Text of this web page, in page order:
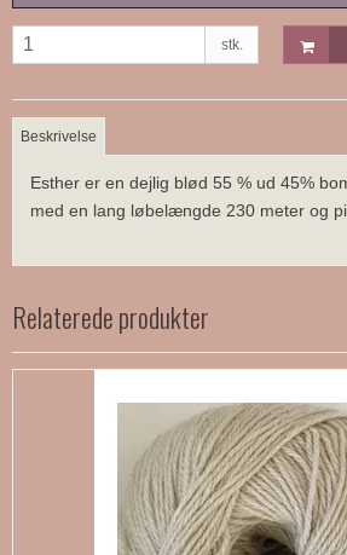
stk.
Beskrivelse
Esther er en dejlig blød 55 % ud 45%
med en lang løbelængde 230 meter og
Relaterede produkter